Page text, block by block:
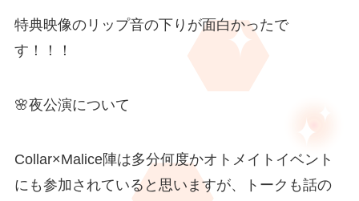
特典映像のリップ音の下りが面白かったで
す！！！
🌸夜公演について
Collar×Malice陣は多分何度かオトメイトイベント
にも参加されていると思いますが、トークも話の